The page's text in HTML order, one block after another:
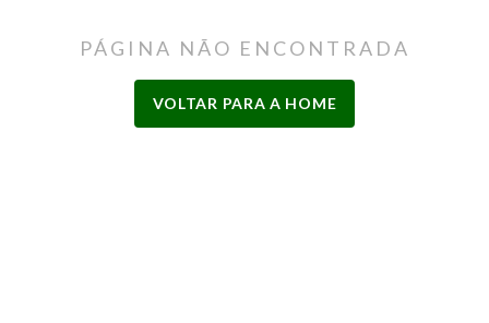
PÁGINA NÃO ENCONTRADA
VOLTAR PARA A HOME